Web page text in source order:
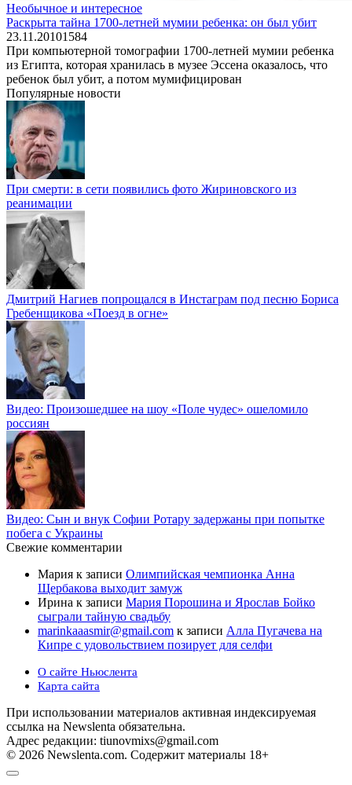
Необычное и интересное
Раскрыта тайна 1700-летней мумии ребенка: он был убит
23.11.20101 584
При компьютерной томографии 1700-летней мумии ребенка
из Египта, которая хранилась в музее Эссена оказалось, что
ребенок был убит, а потом мумифицирован
Популярные новости
При смерти: в сети появились фото Жириновского из
реанимации
Дмитрий Нагиев попрощался в Инстаграм под песню Бориса
Гребенщикова «Поезд в огне»
Видео: Произошедшее на шоу «Поле чудес» ошеломило
россиян
Видео: Сын и внук Софии Ротару задержаны при попытке
побега с Украины
Свежие комментарии
Мария к записи Олимпийская чемпионка Анна
Щербакова выходит замуж
Ирина к записи Мария Порошина и Ярослав Бойко
сыграли тайную свадьбу
marinkaaasmir@gmail.com к записи Алла Пугачева на
Кипре с удовольствием позирует для селфи
О сайте Ньюслента
Карта сайта
При использовании материалов активная индексируемая
ссылка на Newslenta обязательна.
Адрес редакции: tiunovmixs@gmail.com
© 2026 Newslenta.com. Содержит материалы 18+